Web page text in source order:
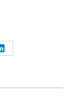
Share
LinkedIn